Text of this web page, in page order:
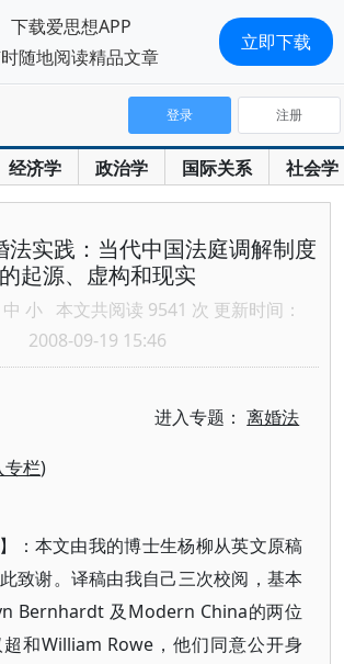
经济学 政治学 国际关系 社会学
登录 注册
法实践：当代中国法庭调解制度
的起源、虚构和现实
中 小 本文共阅读 9541 次 更新时间：
2008-09-19 15:46
进入专题：离婚法
专栏)
】：本文由我的博士生杨柳从英文原稿
致谢。译稿由我自己三次校阅，基本
Bernhardt 及Modern China的两位
和William Rowe，他们同意公开身
下载爱思想APP
随地阅读精品文章
立即下载